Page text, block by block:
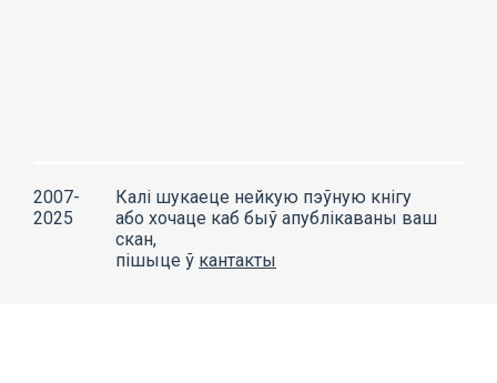
2007-
2025
Калі шукаеце нейкую пэўную кнігу
або хочаце каб быў апублікаваны ваш
скан,
пішыце ў кантакты